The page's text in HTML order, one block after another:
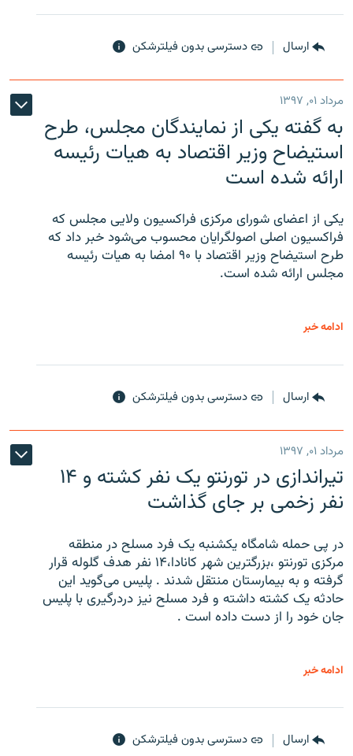
ارسال دسترسی بدون فیلترشکن
مرداد ۰۱, ۱۳۹۷
به گفته یکی از نمایندگان مجلس، طرح
استیضاح وزیر اقتصاد به هیات رئیسه
ارائه شده است
یکی از اعضای شورای مرکزی فراکسیون ولایی مجلس که
فراکسیون اصلی اصولگرایان محسوب می‌شود خبر داد که
طرح استیضاح وزیر اقتصاد با ۹۰ امضا به هیات رئیسه
مجلس ارائه شده است.
ادامه خبر
ارسال دسترسی بدون فیلترشکن
مرداد ۰۱, ۱۳۹۷
تیراندازی در تورنتو یک نفر کشته و ۱۴
نفر زخمی بر جای گذاشت
در پی حمله شامگاه یکشنبه یک فرد مسلح در منطقه
مرکزی تورنتو ،‌بزرگترین شهر کانادا،۱۴ نفر هدف گلوله قرار
گرفته و به بیمارستان منتقل شدند . پلیس می‌گوید این
حادثه یک کشته داشته و فرد مسلح نیز دردرگیری با پلیس
جان خود را از دست داده است .
ادامه خبر
ارسال دسترسی بدون فیلترشکن